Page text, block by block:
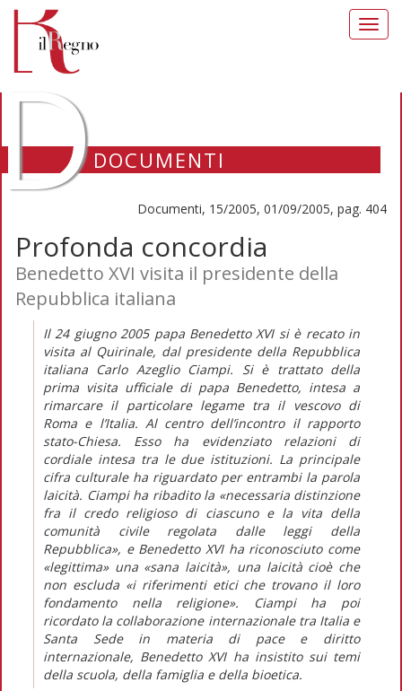
DOCUMENTI
Documenti, 15/2005, 01/09/2005, pag. 404
Profonda concordia
Benedetto XVI visita il presidente della
Repubblica italiana
Il 24 giugno 2005 papa Benedetto XVI si è recato in
visita al Quirinale, dal presidente della Repubblica
italiana Carlo Azeglio Ciampi. Si è trattato della
prima visita ufficiale di papa Benedetto, intesa a
rimarcare il particolare legame tra il vescovo di
Roma e l’Italia. Al centro dell’incontro il rapporto
stato-Chiesa. Esso ha evidenziato relazioni di
cordiale intesa tra le due istituzioni. La principale
cifra culturale ha riguardato per entrambi la parola
laicità. Ciampi ha ribadito la «necessaria distinzione
fra il credo religioso di ciascuno e la vita della
comunità civile regolata dalle leggi della
Repubblica», e Benedetto XVI ha riconosciuto come
«legittima» una «sana laicità», una laicità cioè che
non escluda «i riferimenti etici che trovano il loro
fondamento nella religione». Ciampi ha poi
ricordato la collaborazione internazionale tra Italia e
Santa Sede in materia di pace e diritto
internazionale, Benedetto XVI ha insistito sui temi
della scuola, della famiglia e della bioetica.